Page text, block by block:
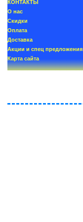
КОНТАКТЫ
О нас
Скидки
Oплатa
Доставка
Акции и спец предложения
Карта сайта